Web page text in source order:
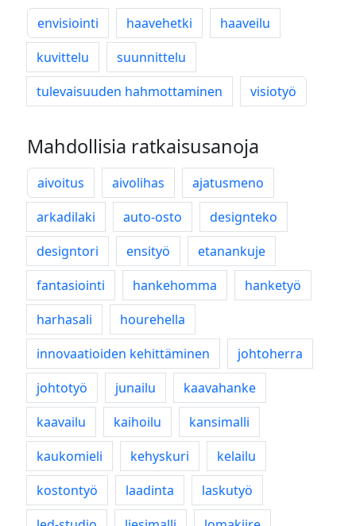
envisiointi haavehetki
haaveilu
kuvittelu
suunnittelu
tulevaisuuden hahmottaminen
visiotyö
Mahdollisia ratkaisusanoja
aivoitus aivolihas
ajatusmeno
arkadilaki
auto-osto
designteko
designtori
ensityö
etanankuje
fantasiointi
hankehomma
hanketyö
harhasali
hourehella
innovaatioiden kehittäminen
johtoherra
johtotyö
junailu
kaavahanke
kaavailu
kaihoilu
kansimalli
kaukomieli
kehyskuri
kelailu
kostontyö
laadinta
laskutyö